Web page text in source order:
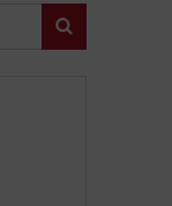
Zoeken